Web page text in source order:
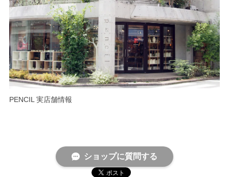
PENCIL 実店舗情報
ショップに質問する